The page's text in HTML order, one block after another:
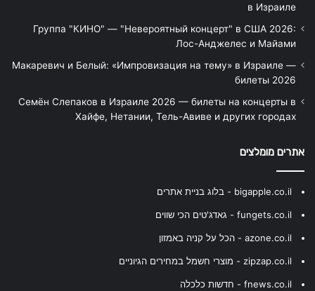
в Израиле
Группа "КИНО" — "Невероятный концерт" в США 2026:
Лос-Анджелес и Майами
Макаревич и Белый: «Импровизация на тему» в Израиле —
билеты 2026
Семён Слепаков в Израиле 2026 — билеты на концерты в
Хайфе, Нетании, Тель-Авиве и других городах
אתרים מומלצים
bigapple.co.il - בלוג בניית אתרים
fungets.co.il - גאדג'טים הכי שווים
azone.co.il - הכל על קניה באמזון
zipzap.co.il - מוצרי חשמל במחירים הגיוניים
fnews.co.il - חדשות כלכלה